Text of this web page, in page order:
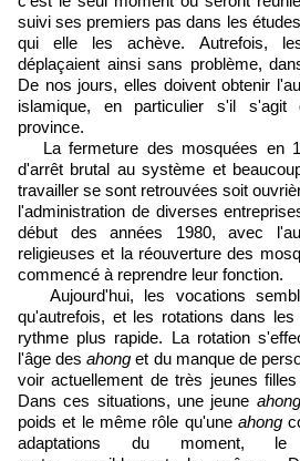
suivi ses premiers pas dans les
qui elle les achève. Autrefois,
déplaçaient ainsi sans problème,
De nos jours, elles doivent obtenir
islamique, en particulier s'il s'agit
province.
La fermeture des mosquées en
d'arrêt brutal au système et
travailler se sont retrouvées soit
l'administration de diverses
début des années 1980, avec
religieuses et la réouverture des
commencé à reprendre leur fonction.
Aujourd'hui, les vocations
qu'autrefois, et les rotations dans
rythme plus rapide. La rotation
l'âge desahong et du manque de
voir actuellement de très jeunes
Dans ces situations, une jeune ahong
poids et le même rôle qu'une ahong
adaptations du moment, le